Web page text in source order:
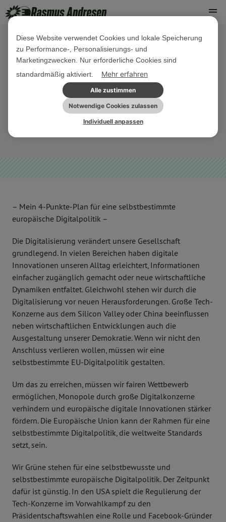
26. APRIL 2019
4-Punkte-Plan: Für ein freies
Internet, fairen Wettbewerb und
digitale europäische Innovationen
– Mein 4-Punkte-Plan für eine selbstbestimmte
europäische Digitalpolitik –
Die Digitalisierung verändert unsere Gesellschaft
grundlegend. In vielen Bereichen haben digitale
Innovationen unseren Alltag erleichtert, Informationen
einfacher zugänglich gemacht oder neue wirtschaftliche
Dynamiken entfaltet. Gleichwohl stehen wir durch die
Digitalisierung vor neuen Herausforderungen. Große Tech-
Konzerne aus dem Silicon Valley oder China beeinflussen
neben wirtschaftlichen Entwicklungen auch die
Ausgestaltung unserer Demokratie. Wenn wir nicht den
Anschluss verlieren wollen, müssen wir eine
selbstbestimmte EU-Digitalpolitik gestalten.
Um das zu erreichen, müssen wir fairen Wettbewerb
ermöglichen, Monopole durch große Digitalkonzerne
verhindern und europäische digitale Innovationen stärker
fördern. Die Europäische Union kann der Rahmen für eine
selbstbestimmte Digitalpolitik, die weltweite Standards
setzt, sein.
Wir Grüne stehen für eine selbstbewusste und
selbstbestimmte europäische Digitalpolitik. Der Zeitpunkt
dafür ist günstig. In den USA spielt die Regulierung der
Tech-Konzerne im Vorwahlkampf zu den
Präsidentschaftswahlen eine Rolle und Facebook-Gründer
Diese Website verwendet Cookies und lokale Speicherung
zu Performance-, Personalisierungs- und
Marketingzwecken. Nur erforderliche Cookies sind
standardmäßig aktiviert.
Mehr erfahren
Alle zustimmen
Notwendige Cookies zulassen
Individuell anpassen